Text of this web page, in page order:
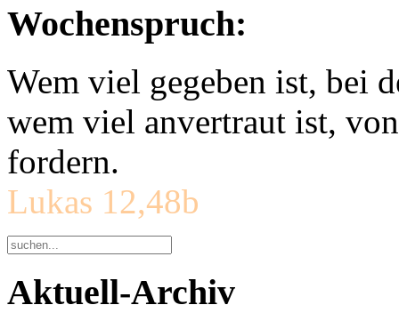
Wochenspruch:
Wem viel gegeben ist, bei
wem viel anvertraut ist,
fordern.
Lukas 12,48b
Aktuell-Archiv